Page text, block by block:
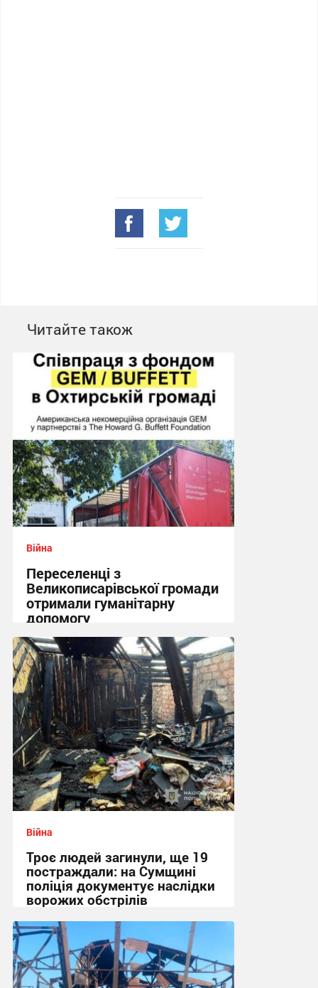
Читайте також
Війна
Переселенці з
Великописарівської громади
отримали гуманітарну
допомогу
14:53 сьогодні
Війна
Троє людей загинули, ще 19
постраждали: на Сумщині
поліція документує наслідки
ворожих обстрілів
08:48 сьогодні